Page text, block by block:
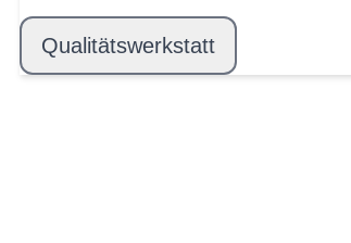
Qualitätswerkstatt